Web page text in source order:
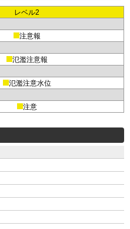
レベル2
注意報
氾濫注意報
氾濫注意水位
注意